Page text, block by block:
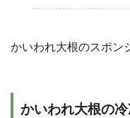
かいわれ大根のスポン
かいわれ大根の